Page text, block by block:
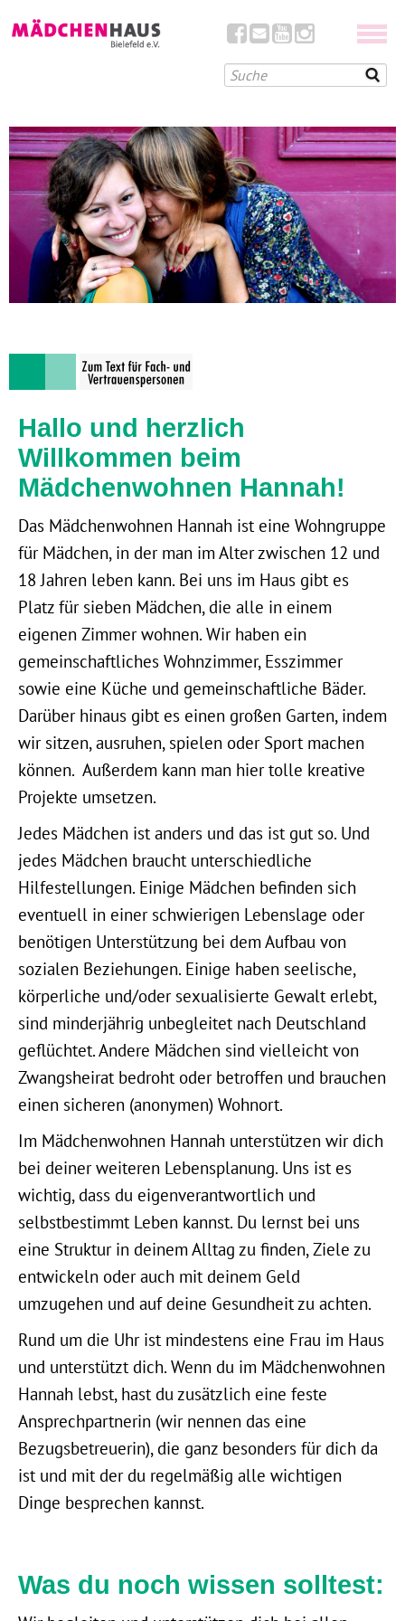
Hallo und herzlich
Willkommen beim
Mädchenwohnen Hannah!
Das Mädchenwohnen Hannah ist eine Wohngruppe
für Mädchen, in der man im Alter zwischen 12 und
18 Jahren leben kann. Bei uns im Haus gibt es
Platz für sieben Mädchen, die alle in einem
eigenen Zimmer wohnen. Wir haben ein
gemeinschaftliches Wohnzimmer, Esszimmer
sowie eine Küche und gemeinschaftliche Bäder.
Darüber hinaus gibt es einen großen Garten, indem
wir sitzen, ausruhen, spielen oder Sport machen
können. Außerdem kann man hier tolle kreative
Projekte umsetzen.
Jedes Mädchen ist anders und das ist gut so. Und
jedes Mädchen braucht unterschiedliche
Hilfestellungen. Einige Mädchen befinden sich
eventuell in einer schwierigen Lebenslage oder
benötigen Unterstützung bei dem Aufbau von
sozialen Beziehungen. Einige haben seelische,
körperliche und/oder sexualisierte Gewalt erlebt,
sind minderjährig unbegleitet nach Deutschland
geflüchtet. Andere Mädchen sind vielleicht von
Zwangsheirat bedroht oder betroffen und brauchen
einen sicheren (anonymen) Wohnort.
Im Mädchenwohnen Hannah unterstützen wir dich
bei deiner weiteren Lebensplanung. Uns ist es
wichtig, dass du eigenverantwortlich und
selbstbestimmt Leben kannst. Du lernst bei uns
eine Struktur in deinem Alltag zu finden, Ziele zu
entwickeln oder auch mit deinem Geld
umzugehen und auf deine Gesundheit zu achten.
Rund um die Uhr ist mindestens eine Frau im Haus
und unterstützt dich. Wenn du im Mädchenwohnen
Hannah lebst, hast du zusätzlich eine feste
Ansprechpartnerin (wir nennen das eine
Bezugsbetreuerin), die ganz besonders für dich da
ist und mit der du regelmäßig alle wichtigen
Dinge besprechen kannst.
Was du noch wissen solltest: